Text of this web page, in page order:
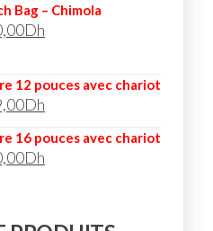
Bag – Chimola
Dh
12 pouces avec chariot
Dh
16 pouces avec chariot
Dh